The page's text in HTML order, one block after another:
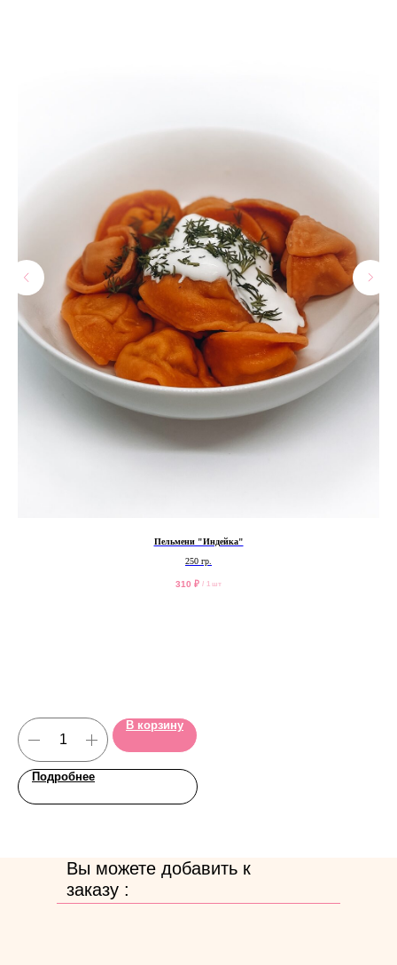
Пельмени "Индейка"
250 гр.
310 ₽ / 1 шт
В корзину
Подробнее
Вы можете добавить к
заказу :